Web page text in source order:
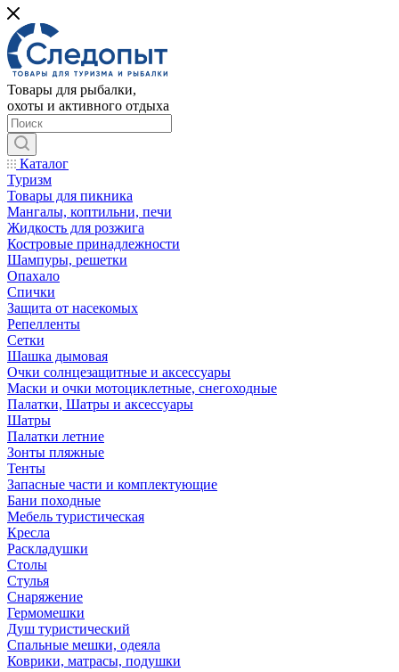
Товары для рыбалки,
охоты и активного отдыха
Каталог
Туризм
Товары для пикника
Мангалы, коптильни, печи
Жидкость для розжига
Костровые принадлежности
Шампуры, решетки
Опахало
Спички
Защита от насекомых
Репелленты
Сетки
Шашка дымовая
Очки солнцезащитные и аксессуары
Маски и очки мотоциклетные, снегоходные
Палатки, Шатры и аксессуары
Шатры
Палатки летние
Зонты пляжные
Тенты
Запасные части и комплектующие
Бани походные
Мебель туристическая
Кресла
Раскладушки
Столы
Стулья
Снаряжение
Гермомешки
Душ туристический
Спальные мешки, одеяла
Коврики, матрасы, подушки